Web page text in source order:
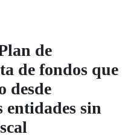
de
de fondos que
desde
entidades sin